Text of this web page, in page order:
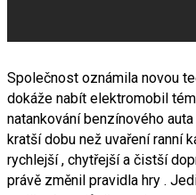
Společnost oznámila novou
dokáže nabít elektromobil
natankování benzínového
kratší dobu než uvaření ranní
rychlejší , chytřejší a čistší
právě změnil pravidla hry .